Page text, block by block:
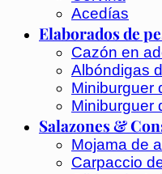
Acedías
Elaborados de
Cazón en
Albóndigas
Miniburguer
Miniburguer
Salazones &
Mojama de
Carpaccio